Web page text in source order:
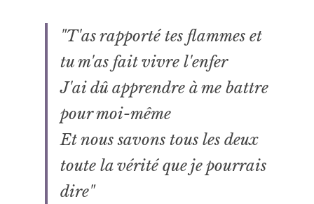
"T'as rapporté tes flammes et
tu m'as fait vivre l'enfer
J'ai dû apprendre à me battre
pour moi-même
Et nous savons tous les deux
toute la vérité que je pourrais
dire"